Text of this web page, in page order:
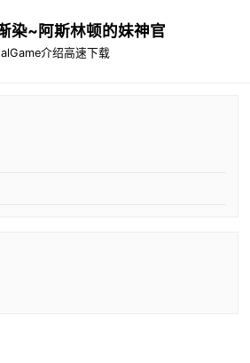
染~阿斯林顿的妹神官
介绍高速下载